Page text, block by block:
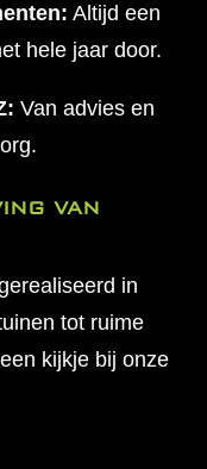
Altijd een
hele jaar door.
Van advies en
VAN
in
tot ruime
kijkje bij onze